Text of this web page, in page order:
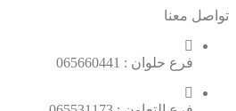
تواصل معنا
فرع حلوان : 065660441